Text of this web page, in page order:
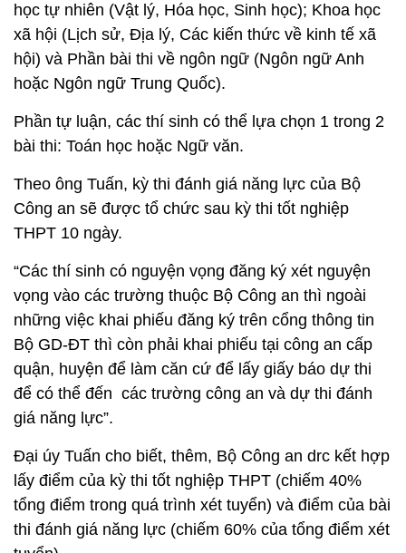
học tự nhiên (Vật lý, Hóa học, Sinh học); Khoa học
xã hội (Lịch sử, Địa lý, Các kiến thức về kinh tế xã
hội) và Phần bài thi về ngôn ngữ (Ngôn ngữ Anh
hoặc Ngôn ngữ Trung Quốc).
Phần tự luận, các thí sinh có thể lựa chọn 1 trong 2
bài thi: Toán học hoặc Ngữ văn.
Theo ông Tuấn, kỳ thi đánh giá năng lực của Bộ
Công an sẽ được tổ chức sau kỳ thi tốt nghiệp
THPT 10 ngày.
“Các thí sinh có nguyện vọng đăng ký xét nguyện
vọng vào các trường thuộc Bộ Công an thì ngoài
những việc khai phiếu đăng ký trên cổng thông tin
Bộ GD-ĐT thì còn phải khai phiếu tại công an cấp
quận, huyện để làm căn cứ để lấy giấy báo dự thi
để có thể đến các trường công an và dự thi đánh
giá năng lực”.
Đại úy Tuấn cho biết, thêm, Bộ Công an drc kết hợp
lấy điểm của kỳ thi tốt nghiệp THPT (chiếm 40%
tổng điểm trong quá trình xét tuyển) và điểm của bài
thi đánh giá năng lực (chiếm 60% của tổng điểm xét